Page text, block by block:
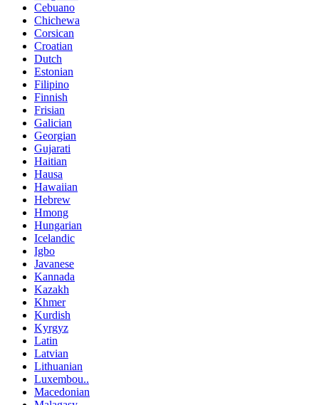
Cebuano
Chichewa
Corsican
Croatian
Dutch
Estonian
Filipino
Finnish
Frisian
Galician
Georgian
Gujarati
Haitian
Hausa
Hawaiian
Hebrew
Hmong
Hungarian
Icelandic
Igbo
Javanese
Kannada
Kazakh
Khmer
Kurdish
Kyrgyz
Latin
Latvian
Lithuanian
Luxembou..
Macedonian